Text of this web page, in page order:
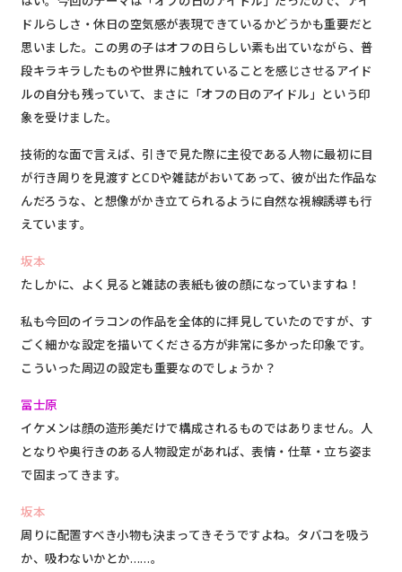
ドルらしさ・休日の空気感が表現できているかどうかも重要だと
思いました。この男の子はオフの日らしい素も出ていながら、普
段キラキラしたものや世界に触れていることを感じさせるアイド
ルの自分も残っていて、まさに「オフの日のアイドル」という印
象を受けました。
技術的な面で言えば、引きで見た際に主役である人物に最初に目
が行き周りを見渡すとCDや雑誌がおいてあって、彼が出た作品な
んだろうな、と想像がかき立てられるように自然な視線誘導も行
えています。
坂本
たしかに、よく見ると雑誌の表紙も彼の顔になっていますね！
私も今回のイラコンの作品を全体的に拝見していたのですが、す
ごく細かな設定を描いてくださる方が非常に多かった印象です。
こういった周辺の設定も重要なのでしょうか？
冨士原
イケメンは顔の造形美だけで構成されるものではありません。人
となりや奥行きのある人物設定があれば、表情・仕草・立ち姿ま
で固まってきます。
坂本
周りに配置すべき小物も決まってきそうですよね。タバコを吸う
か、吸わないかとか……。